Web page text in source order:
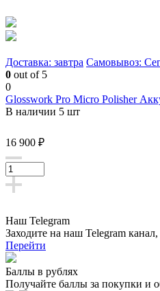
Доставка: завтра Самовывоз:
0 out of 5
0
Glosswork Pro Micro Polisher
В наличии 5 шт
16 900 ₽
Наш Telegram
Заходите на наш Telegram
Перейти
Баллы в рублях
Получайте баллы за покупки и